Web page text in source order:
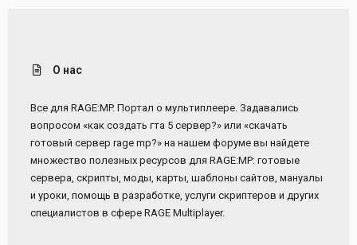
О нас
Все для RAGE:MP. Портал о мультиплеере. Задавались
вопросом «как создать гта 5 сервер?» или «скачать
готовый сервер rage mp?» на нашем форуме вы найдете
множество полезных ресурсов для RAGE:MP: готовые
сервера, скрипты, моды, карты, шаблоны сайтов, мануалы
и уроки, помощь в разработке, услуги скриптеров и других
специалистов в сфере RAGE Multiplayer.